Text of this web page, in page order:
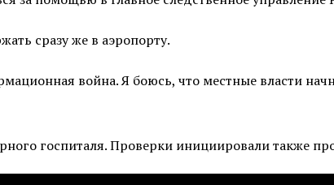
сразу же в аэропорту.
война. Я боюсь, что местные власти
госпиталя. Проверки инициировали также